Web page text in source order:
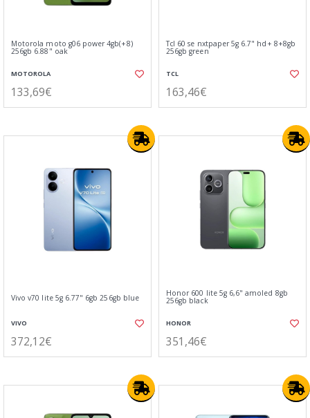
Motorola moto g06 power 4gb(+8)
256gb 6.88" oak
MOTOROLA
133,69€
Tcl 60 se nxtpaper 5g 6.7" hd+ 8+8gb
256gb green
TCL
163,46€
Vivo v70 lite 5g 6.77" 6gb 256gb blue
VIVO
372,12€
Honor 600 lite 5g 6,6" amoled 8gb
256gb black
HONOR
351,46€